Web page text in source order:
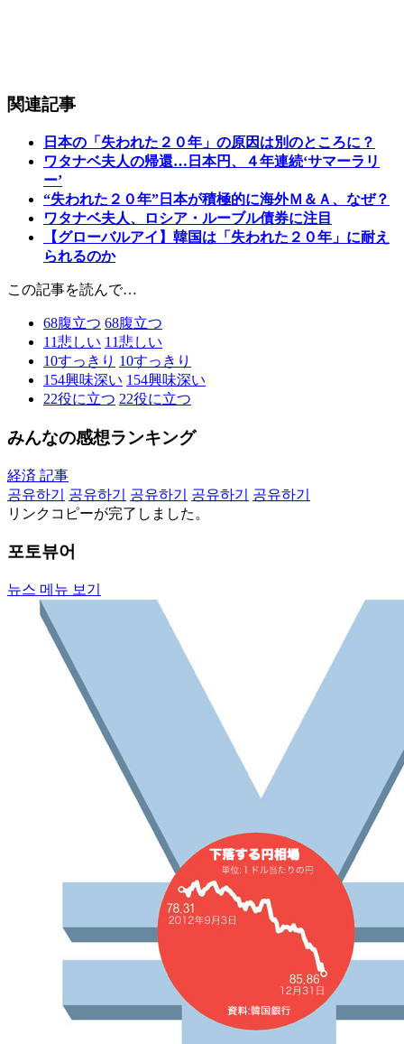
関連記事
日本の「失われた２０年」の原因は別のところに？
ワタナベ夫人の帰還…日本円、４年連続‘サマーラリ
ー’
“失われた２０年”日本が積極的に海外Ｍ＆Ａ、なぜ？
ワタナベ夫人、ロシア・ルーブル債券に注目
【グローバルアイ】韓国は「失われた２０年」に耐え
られるのか
この記事を読んで…
68腹立つ 68腹立つ
11悲しい 11悲しい
10すっきり 10すっきり
154興味深い 154興味深い
22役に立つ 22役に立つ
みんなの感想ランキング
経済 記事
공유하기
공유하기 공유하기 공유하기
공유하기
リンクコピーが完了しました。
포토뷰어
뉴스 메뉴 보기